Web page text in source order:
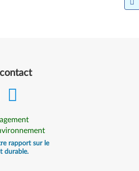
rapport sur le
durable.